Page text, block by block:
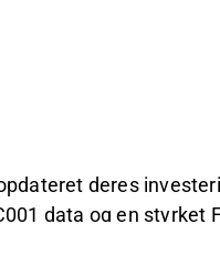
deres
data og en styrket
blev overtegnet